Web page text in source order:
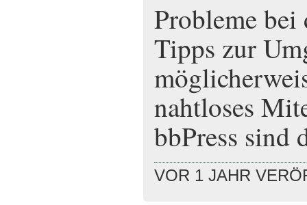
Probleme bei
Tipps zur
nahtloses
bbPress sind
VOR 1 JAHR